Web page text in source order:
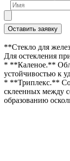
Оставить заявку
**Стекло для
Для остекления
* **Каленое.**
устойчивостью к
* **Триплекс.**
склеенных между
образованию